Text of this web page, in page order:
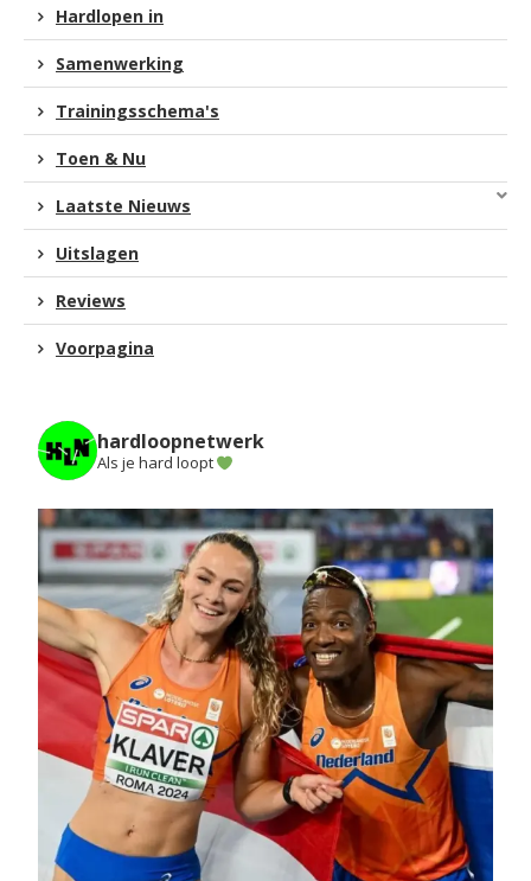
Hardlopen in
Samenwerking
Trainingsschema's
Toen & Nu
Laatste Nieuws
Uitslagen
Reviews
Voorpagina
hardloopnetwerk
Als je hard loopt